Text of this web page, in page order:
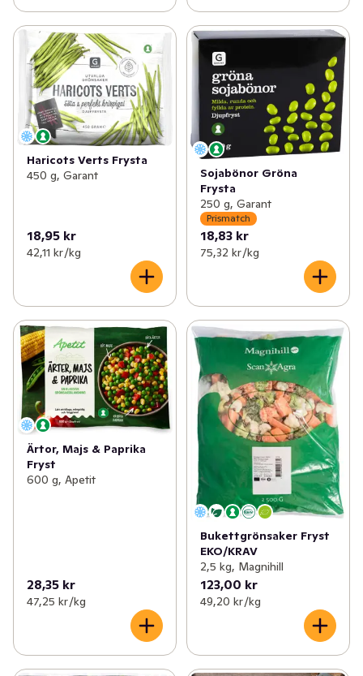
Haricots Verts Frysta
450 g, Garant
18,95 kr
42,11 kr /kg
Sojabönor Gröna
Frysta
250 g, Garant
Prismatch
18,83 kr
75,32 kr /kg
Ärtor, Majs & Paprika
Fryst
600 g, Apetit
28,35 kr
47,25 kr /kg
Bukettgrönsaker Fryst
EKO/KRAV
2,5 kg, Magnihill
123,00 kr
49,20 kr /kg